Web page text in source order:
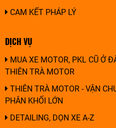
CAM KẾT PHÁP LÝ
DỊCH VỤ
MUA XE MOTOR, PKL CŨ Ở
THIÊN TRÀ MOTOR
THIÊN TRÀ MOTOR - VẬN
PHÂN KHỐI LỚN
DETAILING, DỌN XE A-Z